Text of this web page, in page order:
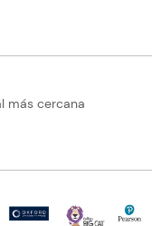
más cercana